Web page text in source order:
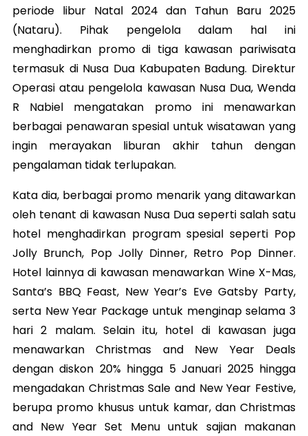
periode libur Natal 2024 dan Tahun Baru 2025
(Nataru). Pihak pengelola dalam hal ini
menghadirkan promo di tiga kawasan pariwisata
termasuk di Nusa Dua Kabupaten Badung. Direktur
Operasi atau pengelola kawasan Nusa Dua, Wenda
R Nabiel mengatakan promo ini menawarkan
berbagai penawaran spesial untuk wisatawan yang
ingin merayakan liburan akhir tahun dengan
pengalaman tidak terlupakan.
Kata dia, berbagai promo menarik yang ditawarkan
oleh tenant di kawasan Nusa Dua seperti salah satu
hotel menghadirkan program spesial seperti Pop
Jolly Brunch, Pop Jolly Dinner, Retro Pop Dinner.
Hotel lainnya di kawasan menawarkan Wine X-Mas,
Santa’s BBQ Feast, New Year’s Eve Gatsby Party,
serta New Year Package untuk menginap selama 3
hari 2 malam. Selain itu, hotel di kawasan juga
menawarkan Christmas and New Year Deals
dengan diskon 20% hingga 5 Januari 2025 hingga
mengadakan Christmas Sale and New Year Festive,
berupa promo khusus untuk kamar, dan Christmas
and New Year Set Menu untuk sajian makanan